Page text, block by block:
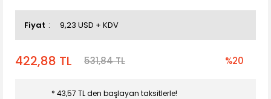
Fiyat 9,23 USD + KDV
422,88 TL 531,84 TL %20
* 43,57 TL den başlayan taksitlerle!